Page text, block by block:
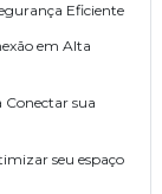
Eficiente
em Alta
Conectar sua
seu espaço